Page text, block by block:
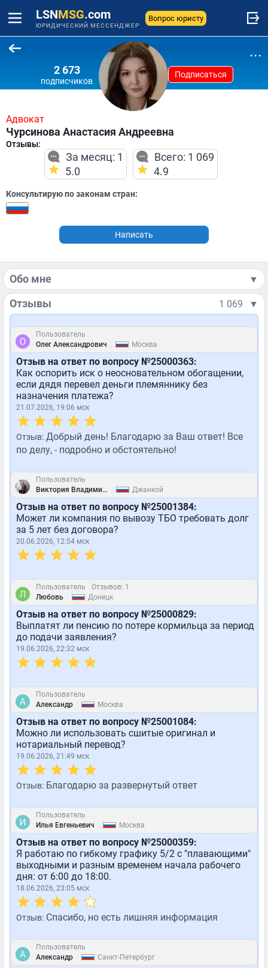
LSNMSG.com
ЮРИДИЧЕСКИЙ МЕССЕНДЖЕР
Вопрос юристу
2 673
подписчиков
Подписаться
...
Адвокат
Чурсинова Анастасия Андреевна
Отзывы:
За месяц: 1
5.0
Всего: 1 069
4.9
Консультирую по законам стран:
Написать
Обо мне ▼
Отзывы 1 069 ▼
Пользователь
Олег Александрович
Москва
Отзыв на ответ по вопросу №25000363:
Как оспорить иск о неосновательном обогащении,
если дядя перевел деньги племяннику без
назначения платежа?
21.07.2026, 19:06 мск
Отзыв: Добрый день! Благодарю за Ваш ответ! Все
по делу, - подробно и обстоятельно!
Пользователь
Виктория Владимировна
Джанкой
Отзыв на ответ по вопросу №25001384:
Может ли компания по вывозу ТБО требовать долг
за 5 лет без договора?
20.06.2026, 12:54 мск
Пользователь
Отзывов: 1
Любовь
Донецк
Отзыв на ответ по вопросу №25000829:
Выплатят ли пенсию по потере кормильца за период
до подачи заявления?
19.06.2026, 22:32 мск
Пользователь
Александр
Москва
Отзыв на ответ по вопросу №25001084:
Можно ли использовать сшитые оригинал и
нотариальный перевод?
19.06.2026, 21:49 мск
Отзыв: Благодарю за развернутый ответ
Пользователь
Илья Евгеньевич
Москва
Отзыв на ответ по вопросу №25000359:
Я работаю по гибкому графику 5/2 с "плавающими"
выходными и разным временем начала рабочего
дня: от 6:00 до 18:00.
18.06.2026, 23:05 мск
Отзыв: Спасибо, но есть лишняя информация
Пользователь
Александр
Санкт-Петербург